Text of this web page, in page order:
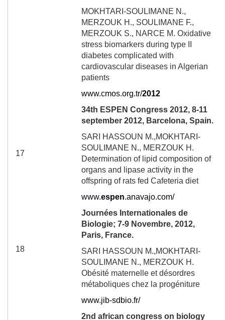
MOKHTARI-SOULIMANE N.,
MERZOUK H., SOULIMANE F.,
MERZOUK S., NARCE M. Oxidative
stress biomarkers during type II
diabetes complicated with
cardiovascular diseases in Algerian
patients
www.cmos.org.tr/2012
17
34th ESPEN Congress 2012, 8-11
september 2012, Barcelona, Spain.
SARI HASSOUN M.,MOKHTARI-
SOULIMANE N., MERZOUK H.
Determination of lipid composition of
organs and lipase activity in the
offspring of rats fed Cafeteria diet
www.espen.anavajo.com/
18
Journées Internationales de
Biologie; 7-9 Novembre, 2012,
Paris, France.
SARI HASSOUN M.,MOKHTARI-
SOULIMANE N., MERZOUK H.
Obésité maternelle et désordres
métaboliques chez la progéniture
www.jib-sdbio.fr/
2nd african congress on biology